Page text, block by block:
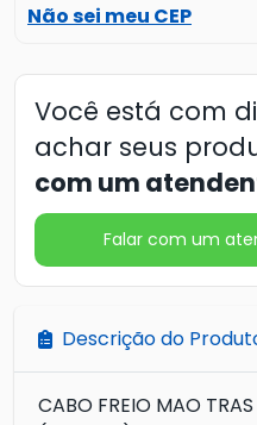
Não sei meu CEP
Você está com
achar seus
com um
Falar com um
Descrição do
CABO FREIO MAO